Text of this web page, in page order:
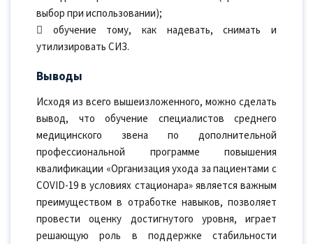
выбор при использовании);
 обучение тому, как надевать, снимать и
утилизировать СИЗ.
Выводы
Исходя из всего вышеизложенного, можно сделать
вывод, что обучение специалистов среднего
медицинского звена по дополнительной
профессиональной программе повышения
квалификации «Организация ухода за пациентами с
COVID-19 в условиях стационара» является важным
преимуществом в отработке навыков, позволяет
провести оценку достигнутого уровня, играет
решающую роль в поддержке стабильности